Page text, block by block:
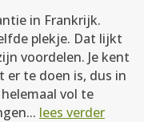
in Frankrijk.
plekje. Dat lijkt
voordelen. Je kent
er te doen is, dus in
vol te
lees verder